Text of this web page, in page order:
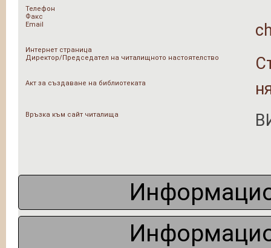
Телефон
Факс
Email
Интернет страница
Директор/Председател на читалищното настоятелство
Акт за създаване на библиотеката
Връзка към сайт читалища